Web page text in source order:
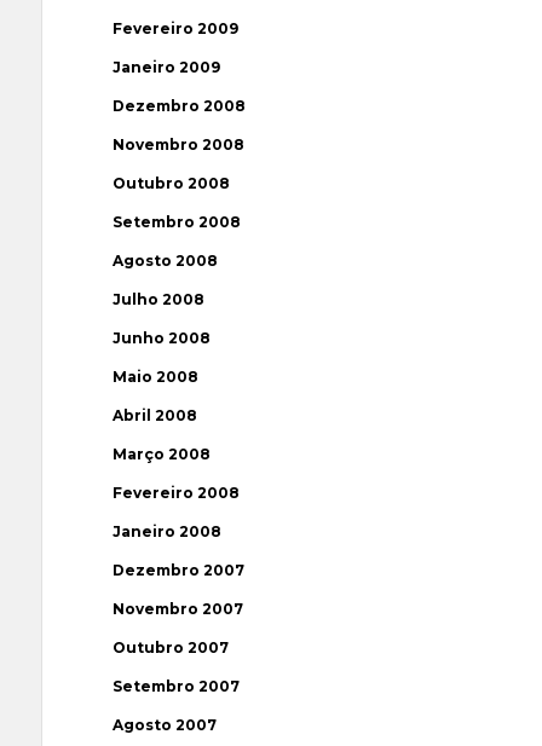
Fevereiro 2009
Janeiro 2009
Dezembro 2008
Novembro 2008
Outubro 2008
Setembro 2008
Agosto 2008
Julho 2008
Junho 2008
Maio 2008
Abril 2008
Março 2008
Fevereiro 2008
Janeiro 2008
Dezembro 2007
Novembro 2007
Outubro 2007
Setembro 2007
Agosto 2007